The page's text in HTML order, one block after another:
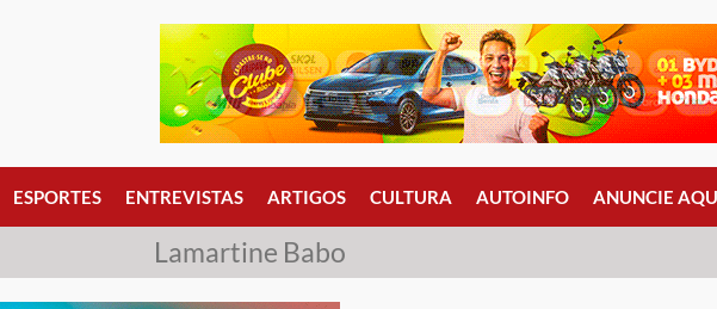
ESPORTES ENTREVISTAS ARTIGOS CULTURA AUTOINFO ANUNCIE
Lamartine Babo